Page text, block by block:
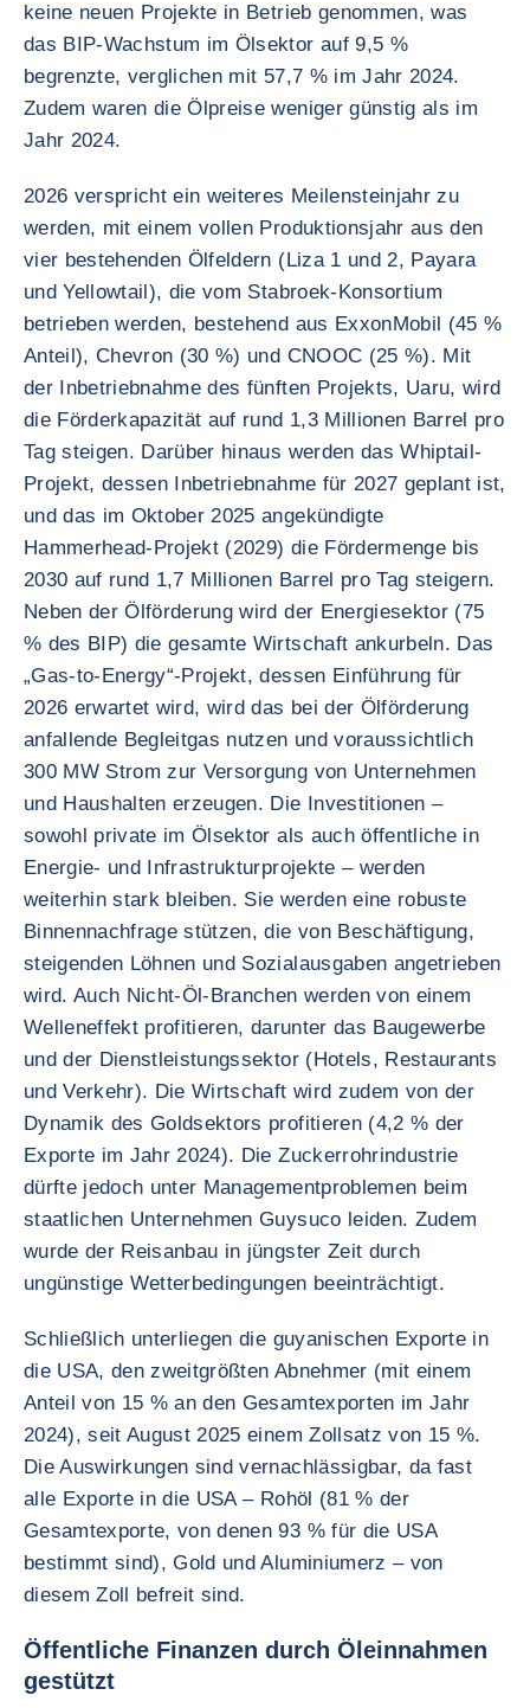
keine neuen Projekte in Betrieb genommen, was
das BIP-Wachstum im Ölsektor auf 9,5 %
begrenzte, verglichen mit 57,7 % im Jahr 2024.
Zudem waren die Ölpreise weniger günstig als im
Jahr 2024.
2026 verspricht ein weiteres Meilensteinjahr zu
werden, mit einem vollen Produktionsjahr aus den
vier bestehenden Ölfeldern (Liza 1 und 2, Payara
und Yellowtail), die vom Stabroek-Konsortium
betrieben werden, bestehend aus ExxonMobil (45 %
Anteil), Chevron (30 %) und CNOOC (25 %). Mit
der Inbetriebnahme des fünften Projekts, Uaru, wird
die Förderkapazität auf rund 1,3 Millionen Barrel pro
Tag steigen. Darüber hinaus werden das Whiptail-
Projekt, dessen Inbetriebnahme für 2027 geplant ist,
und das im Oktober 2025 angekündigte
Hammerhead-Projekt (2029) die Fördermenge bis
2030 auf rund 1,7 Millionen Barrel pro Tag steigern.
Neben der Ölförderung wird der Energiesektor (75
% des BIP) die gesamte Wirtschaft ankurbeln. Das
„Gas-to-Energy“-Projekt, dessen Einführung für
2026 erwartet wird, wird das bei der Ölförderung
anfallende Begleitgas nutzen und voraussichtlich
300 MW Strom zur Versorgung von Unternehmen
und Haushalten erzeugen. Die Investitionen –
sowohl private im Ölsektor als auch öffentliche in
Energie- und Infrastrukturprojekte – werden
weiterhin stark bleiben. Sie werden eine robuste
Binnennachfrage stützen, die von Beschäftigung,
steigenden Löhnen und Sozialausgaben angetrieben
wird. Auch Nicht-Öl-Branchen werden von einem
Welleneffekt profitieren, darunter das Baugewerbe
und der Dienstleistungssektor (Hotels, Restaurants
und Verkehr). Die Wirtschaft wird zudem von der
Dynamik des Goldsektors profitieren (4,2 % der
Exporte im Jahr 2024). Die Zuckerrohrindustrie
dürfte jedoch unter Managementproblemen beim
staatlichen Unternehmen Guysuco leiden. Zudem
wurde der Reisanbau in jüngster Zeit durch
ungünstige Wetterbedingungen beeinträchtigt.
Schließlich unterliegen die guyanischen Exporte in
die USA, den zweitgrößten Abnehmer (mit einem
Anteil von 15 % an den Gesamtexporten im Jahr
2024), seit August 2025 einem Zollsatz von 15 %.
Die Auswirkungen sind vernachlässigbar, da fast
alle Exporte in die USA – Rohöl (81 % der
Gesamtexporte, von denen 93 % für die USA
bestimmt sind), Gold und Aluminiumerz – von
diesem Zoll befreit sind.
Öffentliche Finanzen durch Öleinnahmen
gestützt